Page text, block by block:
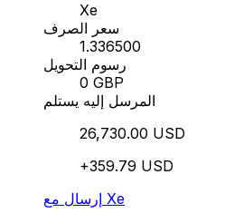
Xe
سعر الصرف
1.336500
رسوم التحويل
0 GBP
المرسل إليه يستلم
26,730.00 USD
+359.79 USD
إرسال مع Xe